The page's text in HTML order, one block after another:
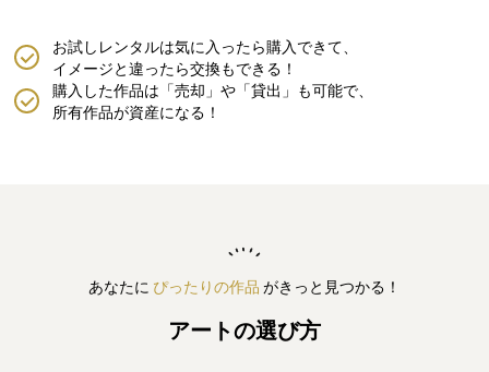
購入した作品は「売却」や「貸出」も可能で、
所有作品が資産になる！
お試しレンタルは気に入ったら購入できて、
イメージと違ったら交換もできる！
あなたに ぴったりの作品 がきっと見つかる！
アートの選び方